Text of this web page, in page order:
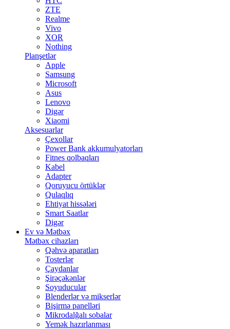
ZTE
Realme
Vivo
XOR
Nothing
Planşetlər
Apple
Samsung
Microsoft
Asus
Lenovo
Digər
Xiaomi
Aksesuarlar
Çexollar
Power Bank akkumulyatorları
Fitnes qolbaqları
Kabel
Adapter
Qoruyucu örtüklər
Qulaqlıq
Ehtiyat hissələri
Smart Saatlar
Digər
Ev və Mətbəx
Mətbəx cihazları
Qəhvə aparatları
Tosterlər
Çaydanlar
Şirəçəkənlər
Soyuducular
Blenderlər və mikserlər
Bişirmə panelləri
Mikrodalğalı sobalar
Yemək hazırlanması